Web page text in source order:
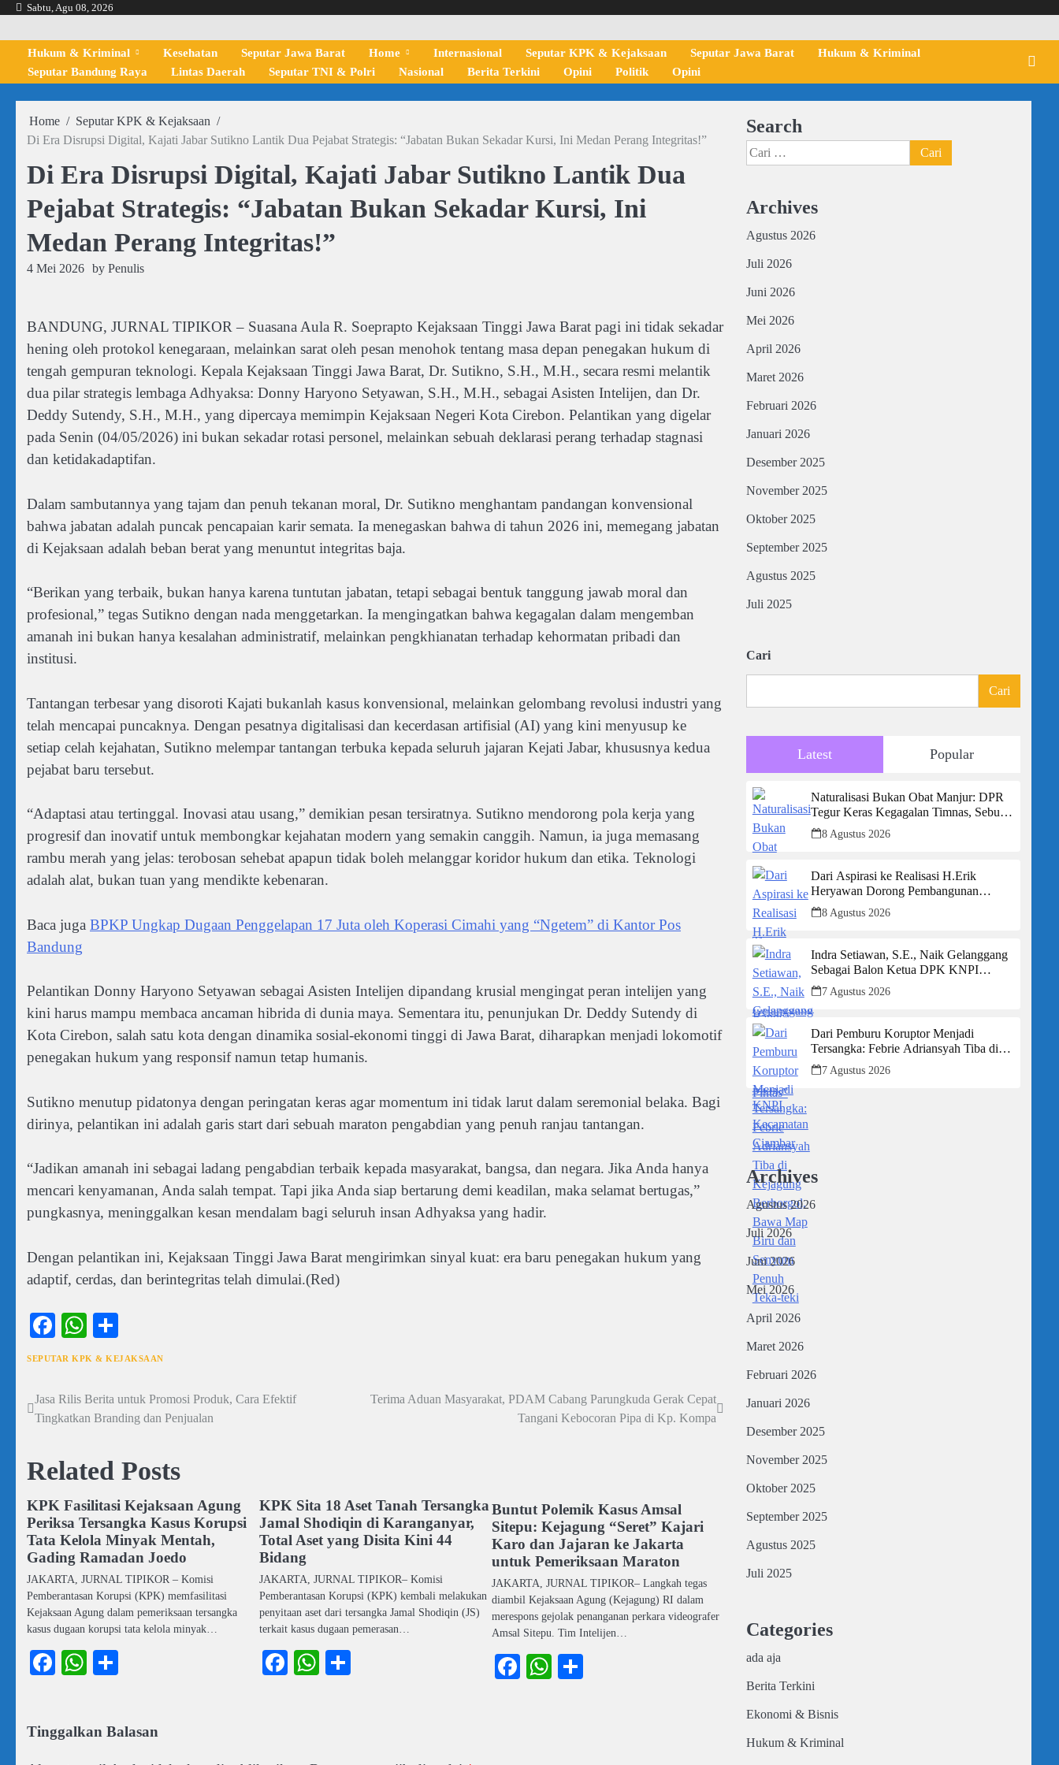
Skip
content
Sabtu, Agu 08, 2026
Hukum & Kriminal Kesehatan Seputar Jawa Barat Home Internasional Seputar KPK & Kejaksaan Seputar Jawa Barat
Hukum & Kriminal
Seputar Bandung Raya
Lintas Daerah Seputar TNI & Polri Nasional Berita Terkini Opini Politik Opini
Home
Seputar KPK & Kejaksaan
Di Era Disrupsi Digital, Kajati Jabar Sutikno Lantik Dua Pejabat Strategis: “Jabatan Bukan Sekadar Kursi, Ini Medan Perang Integritas!”
Di Era Disrupsi Digital, Kajati Jabar Sutikno Lantik Dua
Pejabat Strategis: “Jabatan Bukan Sekadar Kursi, Ini
Medan Perang Integritas!”
4 Mei 2026 by Penulis
BANDUNG, JURNAL TIPIKOR – Suasana Aula R. Soeprapto Kejaksaan Tinggi Jawa Barat pagi ini tidak sekadar
hening oleh protokol kenegaraan, melainkan sarat oleh pesan menohok tentang masa depan penegakan hukum di
tengah gempuran teknologi. Kepala Kejaksaan Tinggi Jawa Barat, Dr. Sutikno, S.H., M.H., secara resmi melantik
dua pilar strategis lembaga Adhyaksa: Donny Haryono Setyawan, S.H., M.H., sebagai Asisten Intelijen, dan Dr.
Deddy Sutendy, S.H., M.H., yang dipercaya memimpin Kejaksaan Negeri Kota Cirebon. Pelantikan yang digelar
pada Senin (04/05/2026) ini bukan sekadar rotasi personel, melainkan sebuah deklarasi perang terhadap stagnasi
dan ketidakadaptifan.
Dalam sambutannya yang tajam dan penuh tekanan moral, Dr. Sutikno menghantam pandangan konvensional
bahwa jabatan adalah puncak pencapaian karir semata. Ia menegaskan bahwa di tahun 2026 ini, memegang jabatan
di Kejaksaan adalah beban berat yang menuntut integritas baja.
“Berikan yang terbaik, bukan hanya karena tuntutan jabatan, tetapi sebagai bentuk tanggung jawab moral dan
profesional,” tegas Sutikno dengan nada menggetarkan. Ia mengingatkan bahwa kegagalan dalam mengemban
amanah ini bukan hanya kesalahan administratif, melainkan pengkhianatan terhadap kehormatan pribadi dan
institusi.
Tantangan terbesar yang disoroti Kajati bukanlah kasus konvensional, melainkan gelombang revolusi industri yang
telah mencapai puncaknya. Dengan pesatnya digitalisasi dan kecerdasan artifisial (AI) yang kini menyusup ke
setiap celah kejahatan, Sutikno melempar tantangan terbuka kepada seluruh jajaran Kejati Jabar, khususnya kedua
pejabat baru tersebut.
“Adaptasi atau tertinggal. Inovasi atau usang,” demikian pesan tersiratnya. Sutikno mendorong pola kerja yang
progresif dan inovatif untuk membongkar kejahatan modern yang semakin canggih. Namun, ia juga memasang
rambu merah yang jelas: terobosan sehebat apapun tidak boleh melanggar koridor hukum dan etika. Teknologi
adalah alat, bukan tuan yang mendikte kebenaran.
Baca juga BPKP Ungkap Dugaan Penggelapan 17 Juta oleh Koperasi Cimahi yang “Ngetem” di Kantor Pos
Bandung
Pelantikan Donny Haryono Setyawan sebagai Asisten Intelijen dipandang krusial mengingat peran intelijen yang
kini harus mampu membaca ancaman hibrida di dunia maya. Sementara itu, penunjukan Dr. Deddy Sutendy di
Kota Cirebon, salah satu kota dengan dinamika sosial-ekonomi tinggi di Jawa Barat, diharapkan menjadi lokomotif
penegakan hukum yang responsif namun tetap humanis.
Sutikno menutup pidatonya dengan peringatan keras agar momentum ini tidak larut dalam seremonial belaka. Bagi
dirinya, pelantikan ini adalah garis start dari sebuah maraton pengabdian yang penuh ranjau tantangan.
“Jadikan amanah ini sebagai ladang pengabdian terbaik kepada masyarakat, bangsa, dan negara. Jika Anda hanya
mencari kenyamanan, Anda salah tempat. Tapi jika Anda siap bertarung demi keadilan, maka selamat bertugas,”
pungkasnya, meninggalkan kesan mendalam bagi seluruh insan Adhyaksa yang hadir.
Dengan pelantikan ini, Kejaksaan Tinggi Jawa Barat mengirimkan sinyal kuat: era baru penegakan hukum yang
adaptif, cerdas, dan berintegritas telah dimulai.(Red)
Facebook
WhatsApp
SEPUTAR KPK & KEJAKSAAN
Navigasi
Jasa Rilis Berita untuk Promosi Produk, Cara Efektif
Tingkatkan Branding dan Penjualan
Terima Aduan Masyarakat, PDAM Cabang Parungkuda Gerak Cepat
Tangani Kebocoran Pipa di Kp. Kompa
Related Posts
KPK Fasilitasi Kejaksaan Agung
Periksa Tersangka Kasus Korupsi
Tata Kelola Minyak Mentah,
Gading Ramadan Joedo
JAKARTA, JURNAL TIPIKOR – Komisi
Pemberantasan Korupsi (KPK) memfasilitasi
Kejaksaan Agung dalam pemeriksaan tersangka
kasus dugaan korupsi tata kelola minyak…
Facebook
WhatsApp
KPK Sita 18 Aset Tanah Tersangka
Jamal Shodiqin di Karanganyar,
Total Aset yang Disita Kini 44
Bidang
JAKARTA, JURNAL TIPIKOR– Komisi
Pemberantasan Korupsi (KPK) kembali melakukan
penyitaan aset dari tersangka Jamal Shodiqin (JS)
terkait kasus dugaan pemerasan…
Facebook
WhatsApp
Buntut Polemik Kasus Amsal
Sitepu: Kejagung “Seret” Kajari
Karo dan Jajaran ke Jakarta
untuk Pemeriksaan Maraton
JAKARTA, JURNAL TIPIKOR– Langkah tegas
diambil Kejaksaan Agung (Kejagung) RI dalam
merespons gejolak penanganan perkara videografer
Amsal Sitepu. Tim Intelijen…
Facebook
WhatsApp
Tinggalkan Balasan
Search
Cari
untuk:
Archives
Agustus 2026
Juli 2026
Juni 2026
Mei 2026
April 2026
Maret 2026
Februari 2026
Januari 2026
Desember 2025
November 2025
Oktober 2025
September 2025
Agustus 2025
Juli 2025
Cari
Cari
Latest Popular
Naturalisasi Bukan Obat Manjur: DPR
Tegur Keras Kegagalan Timnas, Sebut
Potensi Anak Bangsa Terabaikan Demi
“Jalan Pintas”
8 Agustus 2026
Dari Aspirasi ke Realisasi H.Erik
Heryawan Dorong Pembangunan
Infrastruktur Jalan Cikalong Bunder
8 Agustus 2026
Indra Setiawan, S.E., Naik Gelanggang
Sebagai Balon Ketua DPK KNPI
Kecamatan Ciambar
7 Agustus 2026
Dari Pemburu Koruptor Menjadi
Tersangka: Febrie Adriansyah Tiba di
Kejagung Berborgol, Bawa Map Biru
dan Senyum Penuh Teka-teki
7 Agustus 2026
Archives
Agustus 2026
Juli 2026
Juni 2026
Mei 2026
April 2026
Maret 2026
Februari 2026
Januari 2026
Desember 2025
November 2025
Oktober 2025
September 2025
Agustus 2025
Juli 2025
Categories
ada aja
Berita Terkini
Ekonomi & Bisnis
Hukum & Kriminal